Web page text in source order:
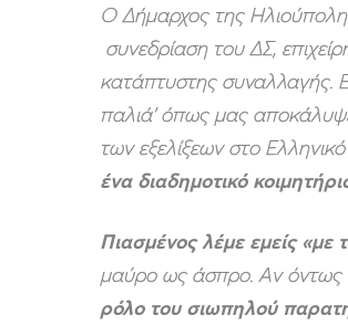
Ο Δήμαρχος της
συνεδρίαση του ΔΣ,
κατάπτυστης συναλλαγής.
παλιά’ όπως μας
των εξελίξεων στο
ένα διαδημοτικό
Πιασμένος λέμε εμείς
μαύρο ως άσπρο. Αν όντως
ρόλο του σιωπηλού